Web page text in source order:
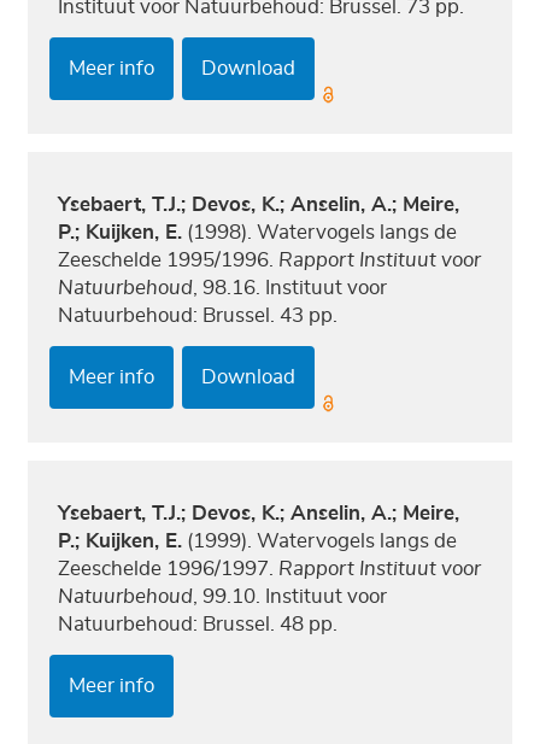
Instituut voor Natuurbehoud: Brussel. 73 pp.
Meer info Download
Ysebaert, T.J.; Devos, K.; Anselin, A.; Meire,
P.; Kuijken, E. (1998). Watervogels langs de
Zeeschelde 1995/1996. Rapport Instituut voor
Natuurbehoud , 98.16. Instituut voor
Natuurbehoud: Brussel. 43 pp.
Meer info Download
Ysebaert, T.J.; Devos, K.; Anselin, A.; Meire,
P.; Kuijken, E. (1999). Watervogels langs de
Zeeschelde 1996/1997. Rapport Instituut voor
Natuurbehoud , 99.10. Instituut voor
Natuurbehoud: Brussel. 48 pp.
Meer info